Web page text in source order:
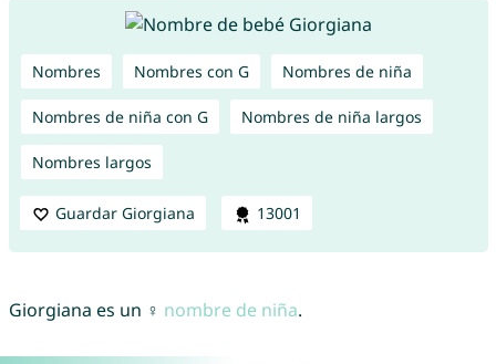
Nombres Nombres con G Nombres de niña
Nombres de niña con G Nombres de niña largos
Nombres largos
Guardar Giorgiana 13001
Giorgiana es un ♀ nombre de niña.